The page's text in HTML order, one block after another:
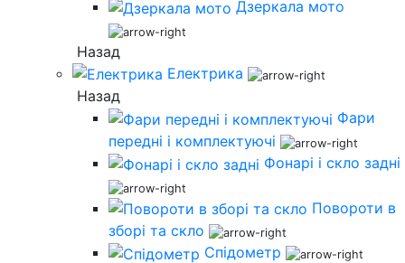
Дзеркала мото
Назад
Електрика
Назад
Фари
передні і комплектуючі
Фонарі і скло задні
Повороти в
зборі та скло
Спідометр